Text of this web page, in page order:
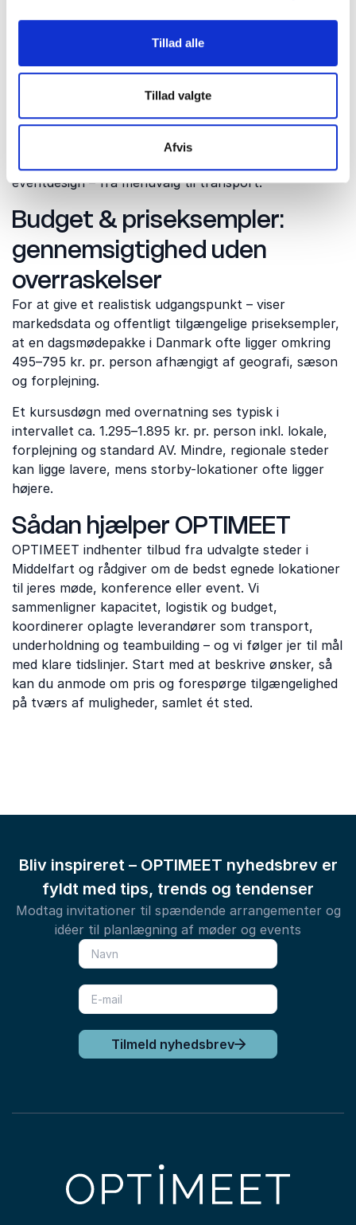
Tillad alle
Tillad valgte
Afvis
Bæredygtighed: konkret i
Middelfart Kommune arbejder målrettet medklima og
og erhvervslivet kan koble sig på
initiativer som lokale klimalaboratorier og grøn
omstilling. Flere mødesteder i området samarbejder
med lokale producenter om sæsonråvarer og
eventdesign – fra menuvalg til transport.
Budget & priseksempler:
gennemsigtighed uden
overraskelser
For at give et realistisk udgangspunkt – viser
markedsdata og offentligt tilgængelige priseksempler,
at en dagsmødepakke i Danmark ofte ligger omkring
495–795 kr. pr. person afhængigt af geografi, sæson
og forplejning.
Et kursusdøgn med overnatning ses typisk i
intervallet ca. 1.295–1.895 kr. pr. person inkl. lokale,
forplejning og standard AV. Mindre, regionale steder
kan ligge lavere, mens storby-lokationer ofte ligger
højere.
Sådan hjælper OPTIMEET
OPTIMEET indhenter tilbud fra udvalgte steder i
Middelfart og rådgiver om de bedst egnede lokationer
til jeres møde, konference eller event. Vi
sammenligner kapacitet, logistik og budget,
koordinerer oplagte leverandører som transport,
underholdning og teambuilding – og vi følger jer til mål
med klare tidslinjer. Start med at beskrive ønsker, så
kan du anmode om pris og forespørge tilgængelighed
på tværs af muligheder, samlet ét sted.
Bliv inspireret – OPTIMEET nyhedsbrev er
fyldt med tips, trends og tendenser
Modtag invitationer til spændende arrangementer og
idéer til planlægning af møder og events
Tilmeld nyhedsbrev